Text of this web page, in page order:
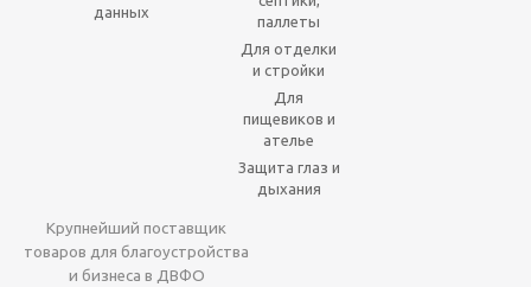
данных
паллеты
Для отделки
и стройки
Для
пищевиков и
ателье
Защита глаз и
дыхания
Крупнейший поставщик
товаров для благоустройства
и бизнеса в ДВФО